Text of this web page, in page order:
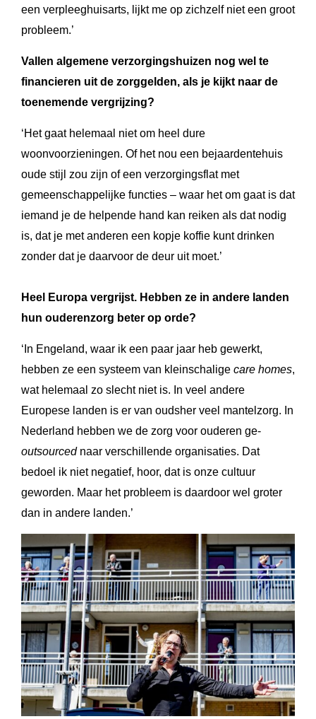
een verpleeghuisarts, lijkt me op zichzelf niet een groot
probleem.’
Vallen algemene verzorgingshuizen nog wel te
financieren uit de zorggelden, als je kijkt naar de
toenemende vergrijzing?
‘Het gaat helemaal niet om heel dure
woonvoorzieningen. Of het nou een bejaardentehuis
oude stijl zou zijn of een verzorgingsflat met
gemeenschappelijke functies – waar het om gaat is dat
iemand je de helpende hand kan reiken als dat nodig
is, dat je met anderen een kopje koffie kunt drinken
zonder dat je daarvoor de deur uit moet.’
Heel Europa vergrijst. Hebben ze in andere landen
hun ouderenzorg beter op orde?
‘In Engeland, waar ik een paar jaar heb gewerkt,
hebben ze een systeem van kleinschalige care homes,
wat helemaal zo slecht niet is. In veel andere
Europese landen is er van oudsher veel mantelzorg. In
Nederland hebben we de zorg voor ouderen ge-
outsourcednaar verschillende organisaties. Dat
bedoel ik niet negatief, hoor, dat is onze cultuur
geworden. Maar het probleem is daardoor wel groter
dan in andere landen.’